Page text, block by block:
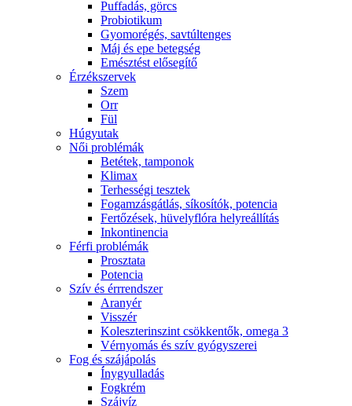
Puffadás, görcs
Probiotikum
Gyomorégés, savtúltenges
Máj és epe betegség
Emésztést elősegítő
Érzékszervek
Szem
Orr
Fül
Húgyutak
Női problémák
Betétek, tamponok
Klimax
Terhességi tesztek
Fogamzásgátlás, síkosítók, potencia
Fertőzések, hüvelyflóra helyreállítás
Inkontinencia
Férfi problémák
Prosztata
Potencia
Szív és érrrendszer
Aranyér
Visszér
Koleszterinszint csökkentők, omega 3
Vérnyomás és szív gyógyszerei
Fog és szájápolás
Í́nygyulladás
Fogkrém
Szájvíz